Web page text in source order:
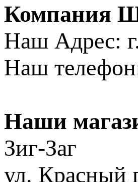
Компания
Наш Адрес:
Наш
Наши
Зиг-Заг
ул. Красный